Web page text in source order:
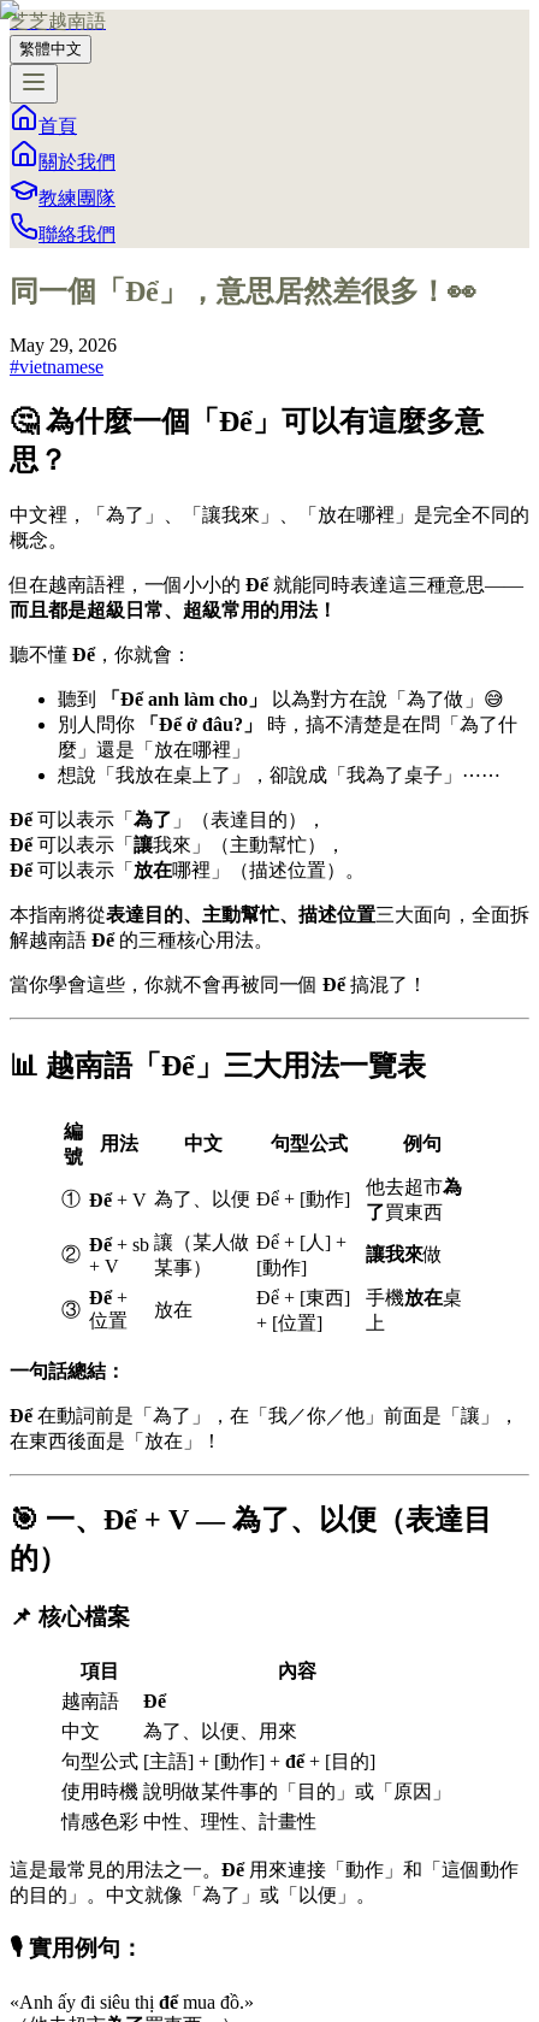
芝芝越南語
繁體中文
首頁
關於我們
教練團隊
聯絡我們
同一個「Để」，意思居然差很多！👀
May 29, 2026
#vietnamese
🤔 為什麼一個「Để」可以有這麼多意
思？
中文裡，「為了」、「讓我來」、「放在哪裡」是完全不同的
概念。
但在越南語裡，一個小小的 Để就能同時表達這三種意思——
而且都是超級日常、超級常用的用法！
聽不懂 Để，你就會：
聽到 「Để anh làm cho」
以為對方在說「為了做」😅
別人問你
「Để ở đâu?」
時，搞不清楚是在問「為了什
麼」還是「放在哪裡」
想說「我放在桌上了」，卻說成「我為了桌子」⋯⋯
Để可以表示「 為了 」（表達目的），
Để可以表示「 讓我來」（主動幫忙），
Để可以表示「 放在哪裡」（描述位置）。
本指南將從表達目的、主動幫忙、描述位置三大面向，全面拆
解越南語 Để的三種核心用法。
當你學會這些，你就不會再被同一個 Để搞混了！
📊 越南語「Để」三大用法一覽表
編
號
用法 中文 句型公式 例句
① Để+ V 為了、以便 Để + [動作]
他去超市為
了買東西
② Để+ sb
+ V
讓（某人做
某事）
Để + [人] +
[動作]
讓我來做
③
Để+
位置
放在
Để + [東西]
+ [位置]
手機放在桌
上
一句話總結：
Để在動詞前是「為了」，在「我／你／他」前面是「讓」，
在東西後面是「放在」！
🎯 一、Để + V — 為了、以便（表達目
的）
📌 核心檔案
項目
內容
越南語
Để
中文
為了、以便、用來
句型公式 [主語] + [動作] + để+ [目的]
使用時機 說明做某件事的「目的」或「原因」
情感色彩 中性、理性、計畫性
這是最常見的用法之一。 Để用來連接「動作」和「這個動作
的目的」。中文就像「為了」或「以便」。
🎙️ 實用例句：
«Anh ấy đi siêu thị đểmua đồ.»